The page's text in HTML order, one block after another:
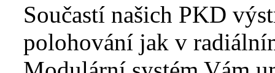
Součastí našich PKD
polohování jak v